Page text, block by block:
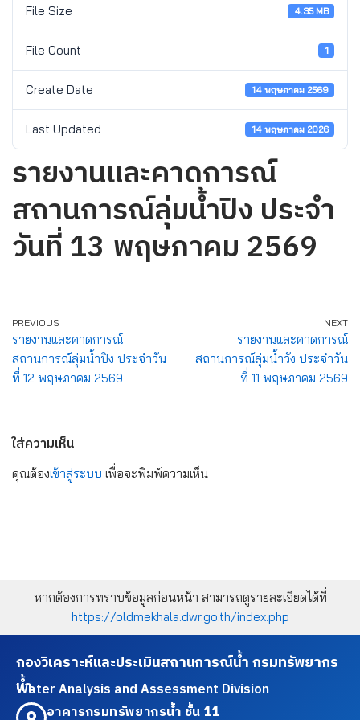
File Size 4.35 MB
File Count 1
Create Date 14 พฤษภาคม 2569
Last Updated 14 พฤษภาคม 2026
รายงานและคาดการณ์
สถานการณ์ลุ่มน้ำปิง ประจำ
วันที่ 13 พฤษภาคม 2569
PREVIOUS
รายงานและคาดการณ์
สถานการณ์ลุ่มน้ำปิง ประจำวัน
ที่ 12 พฤษภาคม 2569
NEXT
รายงานและคาดการณ์
สถานการณ์ลุ่มน้ำวัง ประจำวัน
ที่ 11 พฤษภาคม 2569
ใส่ความเห็น
คุณต้องเข้าสู่ระบบ เพื่อจะพิมพ์ความเห็น
หากต้องการทราบข้อมูลก่อนหน้า สามารถดูรายละเอียดได้ที่
https://oldmekhala.dwr.go.th/index.php
กองวิเคราะห์และประเมินสถานการณ์น้ำ กรมทรัพยากร
น้ำ
Water Analysis and Assessment Division
อาคารกรมทรัพยากรน้ำ ชั้น 11